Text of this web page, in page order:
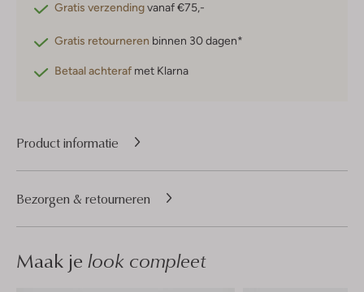
Gratis verzendingvanaf €75,-
Gratis retourneren binnen 30 dagen*
Betaal achteraf met Klarna
Product informatie
Bezorgen & retourneren
Maak je look compleet